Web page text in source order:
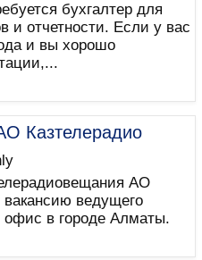
бухгалтер для
и отчетности. Если у вас
и вы хорошо
Казтелерадио
АО
вакансию ведущего
офис в городе Алматы.